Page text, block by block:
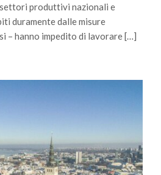
produttivi nazionali e
duramente dalle misure
– hanno impedito di lavorare […]